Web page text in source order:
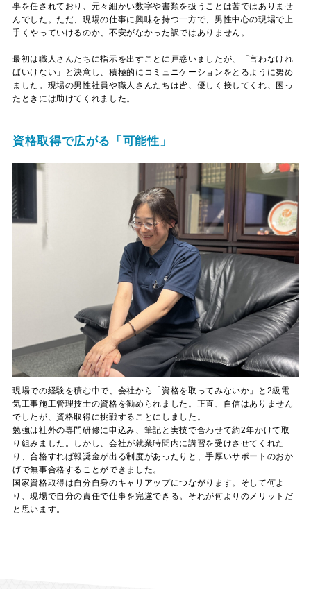
事を任されており、元々細かい数字や書類を扱うことは苦ではありませ
んでした。ただ、現場の仕事に興味を持つ一方で、男性中心の現場で上
手くやっていけるのか、不安がなかった訳ではありません。
最初は職人さんたちに指示を出すことに戸惑いましたが、「言わなけれ
ばいけない」と決意し、積極的にコミュニケーションをとるように努め
ました。現場の男性社員や職人さんたちは皆、優しく接してくれ、困っ
たときには助けてくれました。
資格取得で広がる「可能性」
現場での経験を積む中で、会社から「資格を取ってみないか」と2級電
気工事施工管理技士の資格を勧められました。正直、自信はありません
でしたが、資格取得に挑戦することにしました。
勉強は社外の専門研修に申込み、筆記と実技で合わせて約2年かけて取
り組みました。しかし、会社が就業時間内に講習を受けさせてくれた
り、合格すれば報奨金が出る制度があったりと、手厚いサポートのおか
げで無事合格することができました。
国家資格取得は自分自身のキャリアップにつながります。そして何よ
り、現場で自分の責任で仕事を完遂できる。それが何よりのメリットだ
と思います。